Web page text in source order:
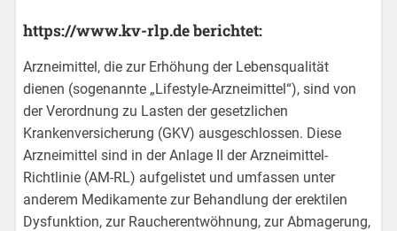
https://www.kv-rlp.de berichtet:
Arzneimittel, die zur Erhöhung der Lebensqualität
dienen (sogenannte „Lifestyle-Arzneimittel“), sind von
der Verordnung zu Lasten der gesetzlichen
Krankenversicherung (GKV) ausgeschlossen. Diese
Arzneimittel sind in der Anlage II der Arzneimittel-
Richtlinie (AM-RL) aufgelistet und umfassen unter
anderem Medikamente zur Behandlung der erektilen
Dysfunktion, zur Raucherentwöhnung, zur Abmagerung,